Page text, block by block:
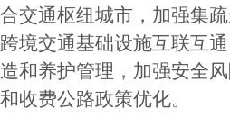
交通枢纽城市，加强集
境交通基础设施互联互
和养护管理，加强安全
收费公路政策优化。